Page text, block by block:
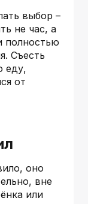
выбор –
не час, а
полностью
Съесть
еду,
от
оно
вне
или